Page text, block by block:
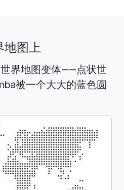
地图上
界地图变体——点状世
被一个大大的蓝色圆